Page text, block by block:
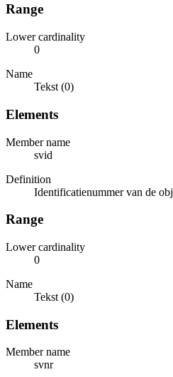
Range
Lower cardinality
0
Name
Tekst (0)
Elements
Member name
svid
Definition
Identificatienummer van de
Range
Lower cardinality
0
Name
Tekst (0)
Elements
Member name
svnr